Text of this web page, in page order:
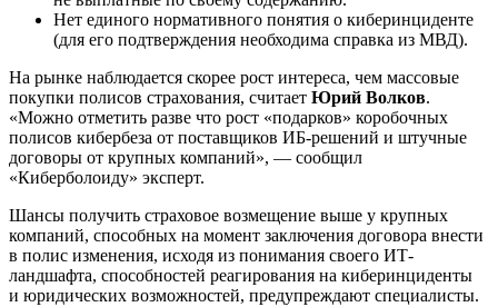
Нет единого нормативного понятия о киберинциденте
(для его подтверждения необходима справка из МВД).
На рынке наблюдается скорее рост интереса, чем массовые
покупки полисов страхования, считает Юрий Волков.
«Можно отметить разве что рост «подарков» коробочных
полисов кибербеза от поставщиков ИБ-решений и штучные
договоры от крупных компаний», — сообщил
«Киберболоиду» эксперт.
Шансы получить страховое возмещение выше у крупных
компаний, способных на момент заключения договора внести
в полис изменения, исходя из понимания своего ИТ-
ландшафта, способностей реагирования на киберинциденты
и юридических возможностей, предупреждают специалисты.